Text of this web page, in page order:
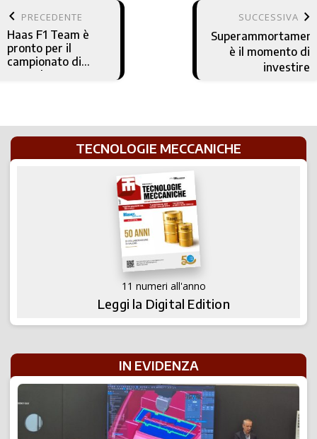
keyboard_arrow_left PRECEDENTE
Haas F1 Team è
pronto per il
campionato di
Formula 1
SUCCESSIVA keyboard_arrow_right
è il momento di
investire
TECNOLOGIE MECCANICHE
11 numeri all'anno
Leggi la Digital Edition
IN EVIDENZA